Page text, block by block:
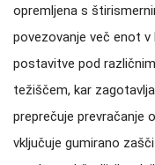
opremljena s
povezovanje več enot v
postavitve pod
težiščem, kar
preprečuje prevračanje
vključuje gumirano